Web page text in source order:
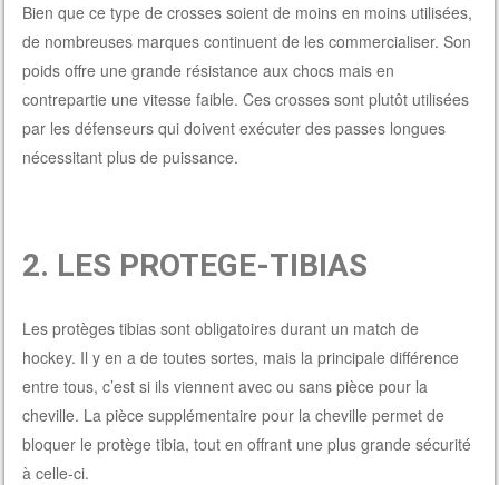
Bien que ce type de crosses soient de moins en moins utilisées,
de nombreuses marques continuent de les commercialiser. Son
poids offre une grande résistance aux chocs mais en
contrepartie une vitesse faible. Ces crosses sont plutôt utilisées
par les défenseurs qui doivent exécuter des passes longues
nécessitant plus de puissance.
2. LES PROTEGE-TIBIAS
Les protèges tibias sont obligatoires durant un match de
hockey. Il y en a de toutes sortes, mais la principale différence
entre tous, c’est si ils viennent avec ou sans pièce pour la
cheville. La pièce supplémentaire pour la cheville permet de
bloquer le protège tibia, tout en offrant une plus grande sécurité
à celle-ci.